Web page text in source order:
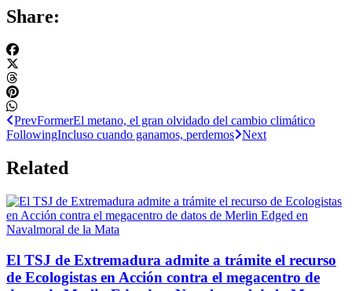
Share:
PrevFormerEl metano, el gran olvidado del cambio climático
FollowingIncluso cuando ganamos, perdemos Next
Related
El TSJ de Extremadura admite a trámite el recurso
de Ecologistas en Acción contra el megacentro de